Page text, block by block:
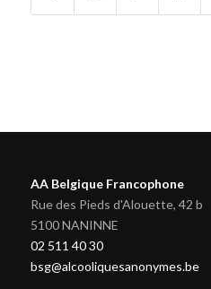
AA Belgique Francophone
Rue des Pieds d'Alouette, 42 b
5100 NANINNE
02 511 40 30
bsg@alcooliquesanonymes.be